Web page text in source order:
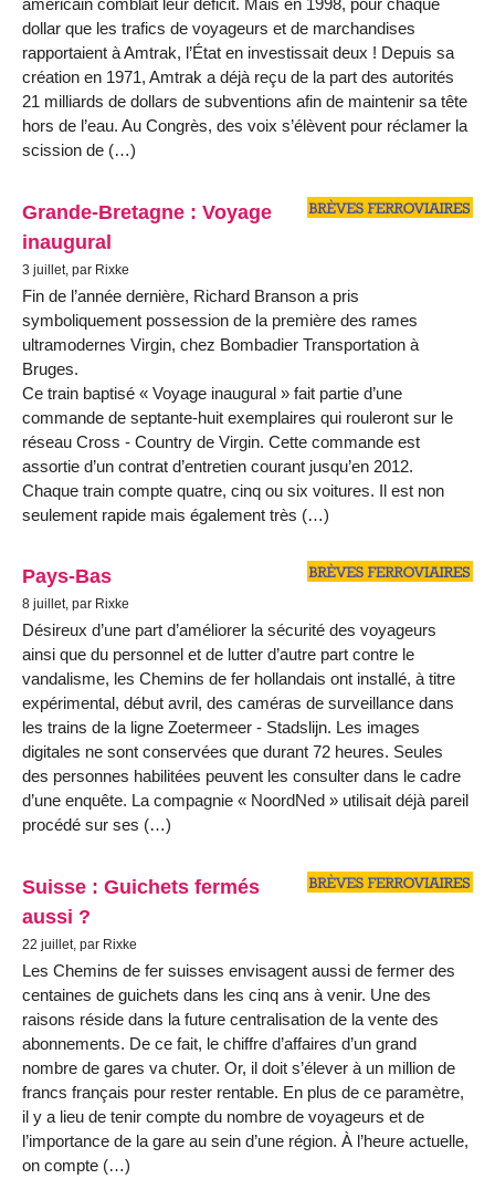
américain comblait leur déficit. Mais en 1998, pour chaque
dollar que les trafics de voyageurs et de marchandises
rapportaient à Amtrak, l’État en investissait deux ! Depuis sa
création en 1971, Amtrak a déjà reçu de la part des autorités
21 milliards de dollars de subventions afin de maintenir sa tête
hors de l’eau. Au Congrès, des voix s’élèvent pour réclamer la
scission de (…)
Grande-Bretagne : Voyage
inaugural
3 juillet, par Rixke
Fin de l’année dernière, Richard Branson a pris
symboliquement possession de la première des rames
ultramodernes Virgin, chez Bombadier Transportation à
Bruges.
Ce train baptisé « Voyage inaugural » fait partie d’une
commande de septante-huit exemplaires qui rouleront sur le
réseau Cross - Country de Virgin. Cette commande est
assortie d’un contrat d’entretien courant jusqu’en 2012.
Chaque train compte quatre, cinq ou six voitures. Il est non
seulement rapide mais également très (…)
Pays-Bas
8 juillet, par Rixke
Désireux d’une part d’améliorer la sécurité des voyageurs
ainsi que du personnel et de lutter d’autre part contre le
vandalisme, les Chemins de fer hollandais ont installé, à titre
expérimental, début avril, des caméras de surveillance dans
les trains de la ligne Zoetermeer - Stadslijn. Les images
digitales ne sont conservées que durant 72 heures. Seules
des personnes habilitées peuvent les consulter dans le cadre
d’une enquête. La compagnie « NoordNed » utilisait déjà pareil
procédé sur ses (…)
Suisse : Guichets fermés
aussi ?
22 juillet, par Rixke
Les Chemins de fer suisses envisagent aussi de fermer des
centaines de guichets dans les cinq ans à venir. Une des
raisons réside dans la future centralisation de la vente des
abonnements. De ce fait, le chiffre d’affaires d’un grand
nombre de gares va chuter. Or, il doit s’élever à un million de
francs français pour rester rentable. En plus de ce paramètre,
il y a lieu de tenir compte du nombre de voyageurs et de
l’importance de la gare au sein d’une région. À l’heure actuelle,
on compte (…)